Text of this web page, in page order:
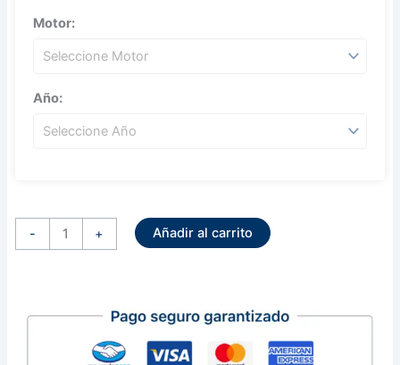
Motor:
Año:
-
Delco
Series
15Si
+ Añadir al carrito